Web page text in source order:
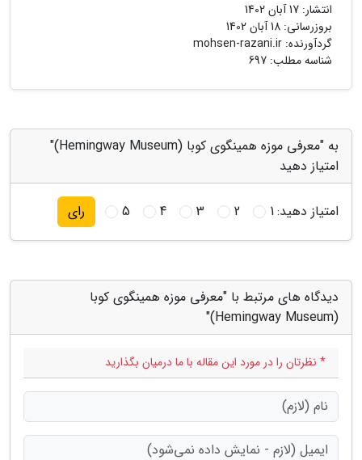
انتشار: 17 آبان 1402
بروزرسانی: 18 آبان 1402
گردآورنده: mohsen-razani.ir
شناسه مطلب: 697
به "معرفی موزه همینگوی کوبا (Hemingway Museum)"
امتیاز دهید
امتیاز دهید:1
2
3
4
5 رای
دیدگاه های مرتبط با "معرفی موزه همینگوی کوبا
(Hemingway Museum)"
* نظرتان را در مورد این مقاله با ما درمیان بگذارید